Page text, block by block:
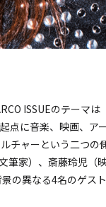
ISSUEのテーマは
点に音楽、映画、ア
ャーという二つの
筆家）、斎藤玲児（
の異なる4名のゲス